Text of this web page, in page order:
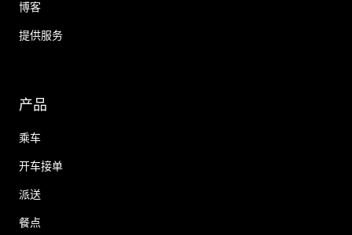
博客
提供服务
产品
乘车
开车接单
派送
餐点